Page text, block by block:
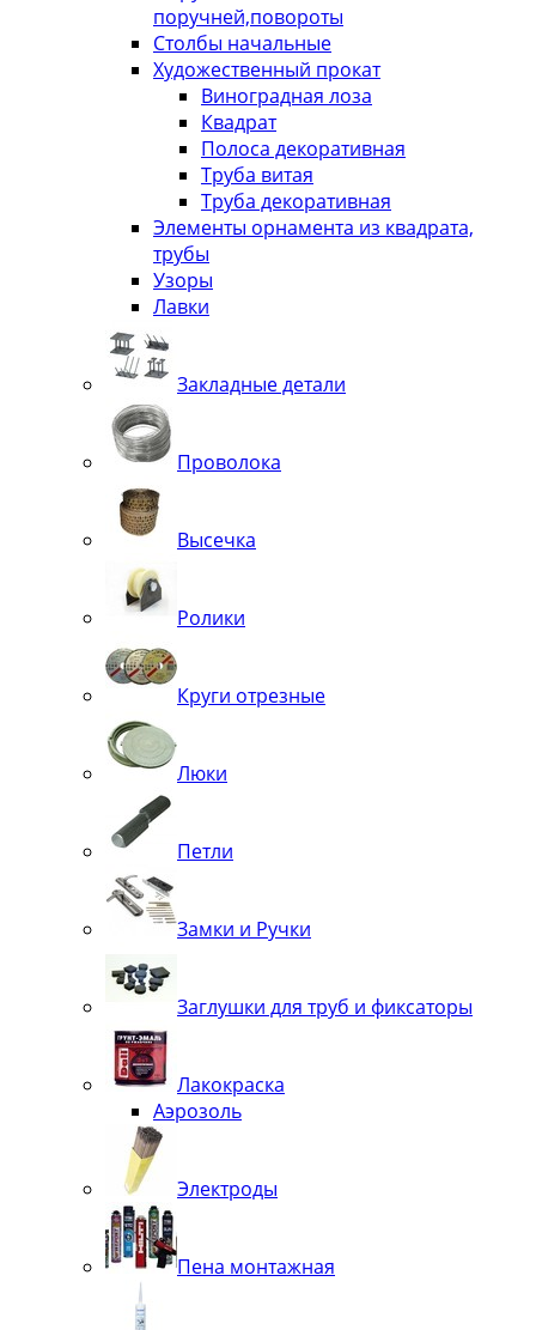
поручней,повороты
Столбы начальные
Художественный прокат
Виноградная лоза
Квадрат
Полоса декоративная
Труба витая
Труба декоративная
Элементы орнамента из квадрата,
трубы
Узоры
Лавки
Закладные детали
Проволока
Высечка
Ролики
Круги отрезные
Люки
Петли
Замки и Ручки
Заглушки для труб и фиксаторы
Лакокраска
Аэрозоль
Электроды
Пена монтажная